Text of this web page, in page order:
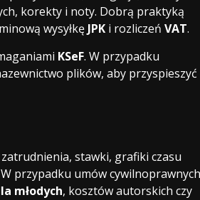
korekty i noty. Dobrą praktyką
wysyłkę JPK i rozliczeń VAT.
KSeF. W przypadku
plików, aby przyspieszyć
stawki, grafiki czasu
przypadku umów cywilnoprawnych
młodych, kosztów autorskich czy